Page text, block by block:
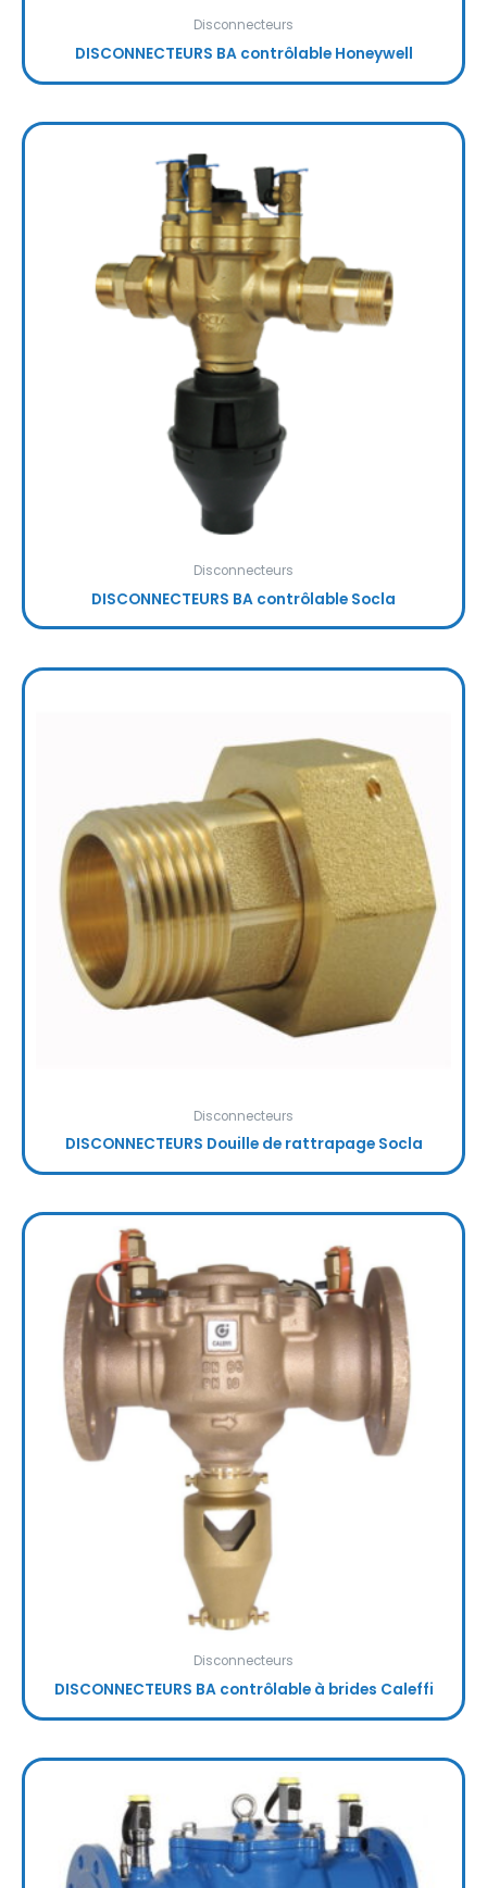
Disconnecteurs
DISCONNECTEURS BA contrôlable Honeywell
Disconnecteurs
DISCONNECTEURS BA contrôlable Socla
Disconnecteurs
DISCONNECTEURS Douille de rattrapage Socla
Disconnecteurs
DISCONNECTEURS BA contrôlable à brides Caleffi